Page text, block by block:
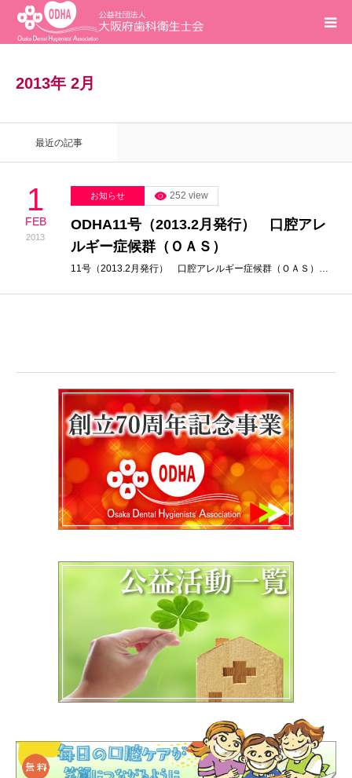
2013年 2月
最近の記事
1
FEB
2013
お知らせ 252 view
ODHA11号（2013.2月発行） 口腔アレ
ルギー症候群（ＯＡＳ）
11号（2013.2月発行） 口腔アレルギー症候群（ＯＡＳ）…
活動報告
研修会